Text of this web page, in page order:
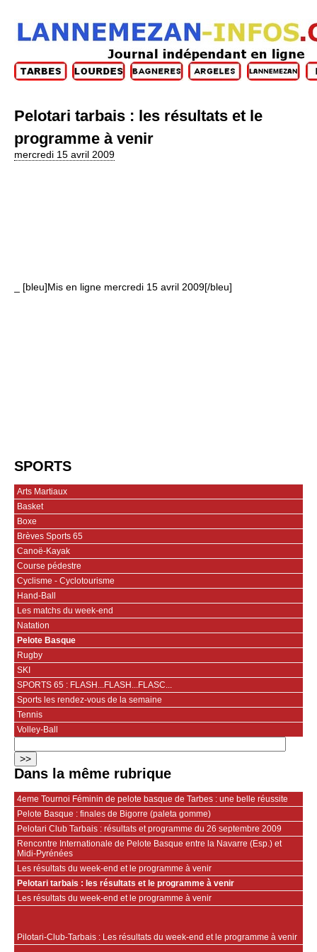
Pelotari tarbais : les résultats et le
programme à venir
mercredi 15 avril 2009
_ [bleu]Mis en ligne mercredi 15 avril 2009[/bleu]
SPORTS
Arts Martiaux
Basket
Boxe
Brèves Sports 65
Canoë-Kayak
Course pédestre
Cyclisme - Cyclotourisme
Hand-Ball
Les matchs du week-end
Natation
Pelote Basque
Rugby
SKI
SPORTS 65 : FLASH...FLASH...FLASC...
Sports les rendez-vous de la semaine
Tennis
Volley-Ball
Dans la même rubrique
4eme Tournoi Féminin de pelote basque de Tarbes : une belle réussite
Pelote Basque : finales de Bigorre (paleta gomme)
Pelotari Club Tarbais : résultats et programme du 26 septembre 2009
Rencontre Internationale de Pelote Basque entre la Navarre (Esp.) et
Midi-Pyrénées
Les résultats du week-end et le programme à venir
Pelotari tarbais : les résultats et le programme à venir
Les résultats du week-end et le programme à venir
Pilotari-Club-Tarbais : Les résultats du week-end et le programme à venir